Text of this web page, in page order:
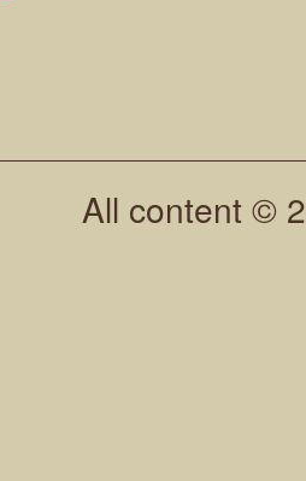
All content ©